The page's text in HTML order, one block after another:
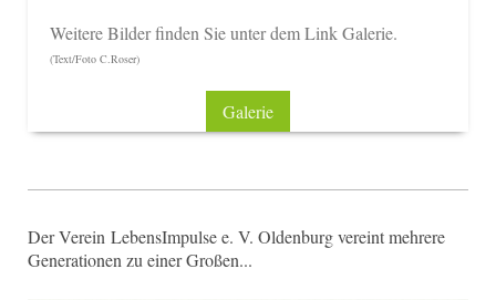
Weitere Bilder finden Sie unter dem Link Galerie.
(Text/Foto C.Roser)
Galerie
Der Verein LebensImpulse e. V. Oldenburg vereint mehrere
Generationen zu einer Großen...